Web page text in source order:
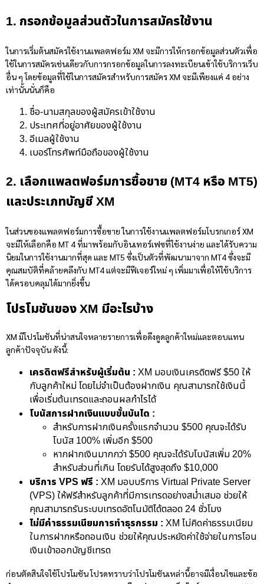
1. กรอกข้อมูลส่วนตัวในการสมัครใช้งาน
ในการเริ่มต้นสมัครใช้งานแพลตฟอร์ม XM จะมีการให้กรอกข้อมูลส่วนตัวเพื่อ
ใช้ในการสมัครเช่นเดียวกับการกรอกข้อมูลในการลงทะเบียนเข้าใช้บริการเว็บ
อื่น ๆ โดยข้อมูลที่ใช้ในการสมัครสำหรับการสมัคร XM จะมีเพียงแค่ 4 อย่าง
เท่านั้นนั่นก็คือ
ชื่อ-นามสกุลของผู้สมัครเข้าใช้งาน
ประเทศที่อยู่อาศัยของผู้ใช้งาน
อีเมลผู้ใช้งาน
เบอร์โทรศัพท์มือถือของผู้ใช้งาน
2. เลือกแพลตฟอร์มการซื้อขาย (MT4 หรือ MT5)
และประเภทบัญชี XM
ในส่วนของแพลตฟอร์มการซื้อขาย ในการใช้งานแพลตฟอร์มโบรกเกอร์ XM
จะมีให้เลือกคือ MT 4 ที่มาพร้อมกับอินเทอร์เฟซที่ใช้งานง่าย และได้รับความ
นิยมในการใช้งานมากที่สุด และ MT5 ซึ่งเป็นตัวที่พัฒนามาจาก MT4 ซึ่งจะมี
คุณสมบัติที่คล้ายคลึงกับ MT4 แต่จะมีฟีเจอร์ใหม่ ๆ เพิ่มมาเพื่อให้ใช้บริการ
ได้ครอบคลุมได้มากยิ่งขึ้น
โปรโมชันของ XM มีอะไรบ้าง
XM มีโปรโมชันที่น่าสนใจหลายรายการเพื่อดึงดูดลูกค้าใหม่และตอบแทน
ลูกค้าปัจจุบัน ดังนี้:
เครดิตฟรีสำหรับผู้เริ่มต้น : XM มอบเงินเครดิตฟรี $50 ให้
กับลูกค้าใหม่ โดยไม่จำเป็นต้องฝากเงิน คุณสามารถใช้เงินนี้
เพื่อเริ่มต้นเทรดและถอนผลกำไรได้
โบนัสการฝากเงินแบบขั้นบันได :
สำหรับการฝากเงินครั้งแรกจำนวน $500 คุณจะได้รับ
โบนัส 100% เพิ่มอีก $500
หากฝากเงินมากกว่า $500 คุณจะได้รับโบนัสเพิ่ม 20%
สำหรับส่วนที่เกิน โดยรับได้สูงสุดถึง $10,000
บริการ VPS ฟรี : XM มอบบริการ Virtual Private Server
(VPS) ให้ฟรีสำหรับลูกค้าที่มีการเทรดอย่างสม่ำเสมอ ช่วยให้
คุณสามารถรันระบบเทรดอัตโนมัติได้ตลอด 24 ชั่วโมง
ไม่มีค่าธรรมเนียมการทำธุรกรรม : XM ไม่คิดค่าธรรมเนียม
ในการฝากหรือถอนเงิน ช่วยให้คุณประหยัดค่าใช้จ่ายในการโอน
เงินเข้าออกบัญชีเทรด
ก่อนตัดสินใจใช้โปรโมชัน โปรดทราบว่าโปรโมชันเหล่านี้อาจมีเงื่อนไขและข้อ